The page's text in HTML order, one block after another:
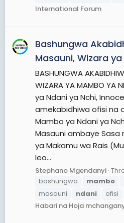
International Forum
Bashungwa
Masauni, Wizara
BASHUNGWA
WIZARA YA MAMBO YA
ya Ndani ya Nchi,
amekabidhiwa ofisi na
Mambo ya Ndani ya
Masauni ambaye Sasa
ya Makamu wa Rais
leo...
Stephano Mgendanyi
bashungwa
mambo
masauni
ndani ofisi
Habari na Hoja